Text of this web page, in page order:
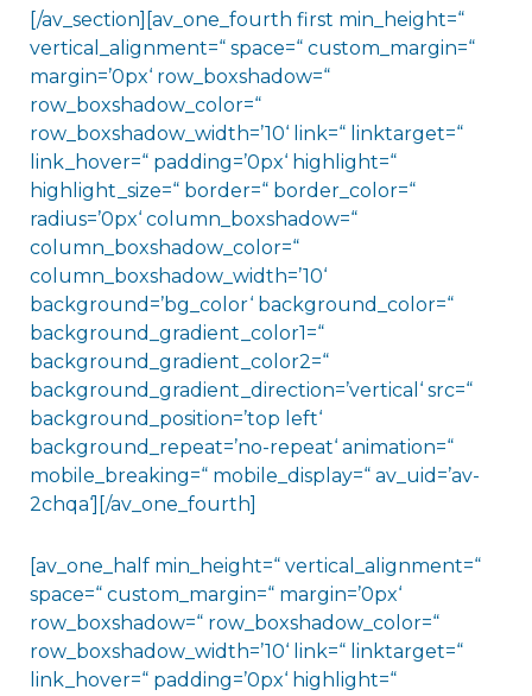
[/av_section][av_one_fourth first min_height=“
vertical_alignment=“ space=“ custom_margin=“
margin=’0px‘ row_boxshadow=“
row_boxshadow_color=“
row_boxshadow_width=’10‘ link=“ linktarget=“
link_hover=“ padding=’0px‘ highlight=“
highlight_size=“ border=“ border_color=“
radius=’0px‘ column_boxshadow=“
column_boxshadow_color=“
column_boxshadow_width=’10‘
background=’bg_color‘ background_color=“
background_gradient_color1=“
background_gradient_color2=“
background_gradient_direction=’vertical‘ src=“
background_position=’top left‘
background_repeat=’no-repeat‘ animation=“
mobile_breaking=“ mobile_display=“ av_uid=’av-
2chqa‘][/av_one_fourth]
[av_one_half min_height=“ vertical_alignment=“
space=“ custom_margin=“ margin=’0px‘
row_boxshadow=“ row_boxshadow_color=“
row_boxshadow_width=’10‘ link=“ linktarget=“
link_hover=“ padding=’0px‘ highlight=“